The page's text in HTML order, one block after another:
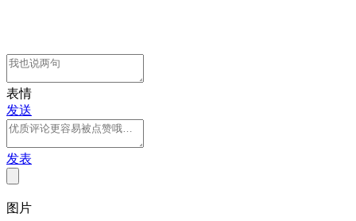
表情
发送
发表
图片